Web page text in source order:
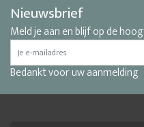
Nieuwsbrief
Meld je aan en blijf op de
Bedankt voor uw aanmelding